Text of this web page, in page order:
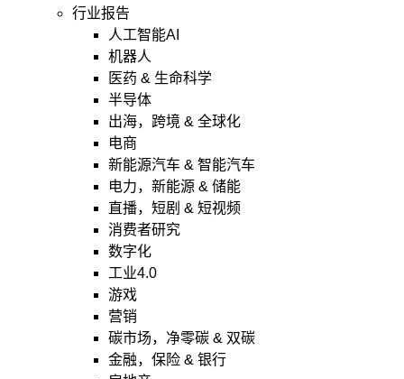
行业报告
人工智能AI
机器人
医药 & 生命科学
半导体
出海，跨境 & 全球化
电商
新能源汽车 & 智能汽车
电力，新能源 & 储能
直播，短剧 & 短视频
消费者研究
数字化
工业4.0
游戏
营销
碳市场，净零碳 & 双碳
金融，保险 & 银行